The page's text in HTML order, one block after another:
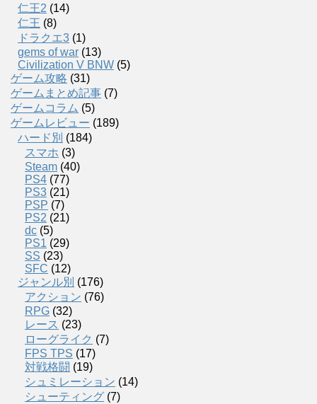
仁王2 (14)
仁王 (8)
ドラクエ3 (1)
gems of war (13)
Civilization V BNW (5)
ゲーム攻略 (31)
ゲームまとめ記事 (7)
ゲームコラム (5)
ゲームレビュー (189)
ハード別 (184)
スマホ (3)
Steam (40)
PS4 (77)
PS3 (21)
PSP (7)
PS2 (21)
dc (5)
PS1 (29)
SS (23)
SFC (12)
ジャンル別 (176)
アクション (76)
RPG (32)
レース (23)
ローグライク (7)
FPS TPS (17)
対戦格闘 (19)
シュミレーション (14)
シューティング (7)